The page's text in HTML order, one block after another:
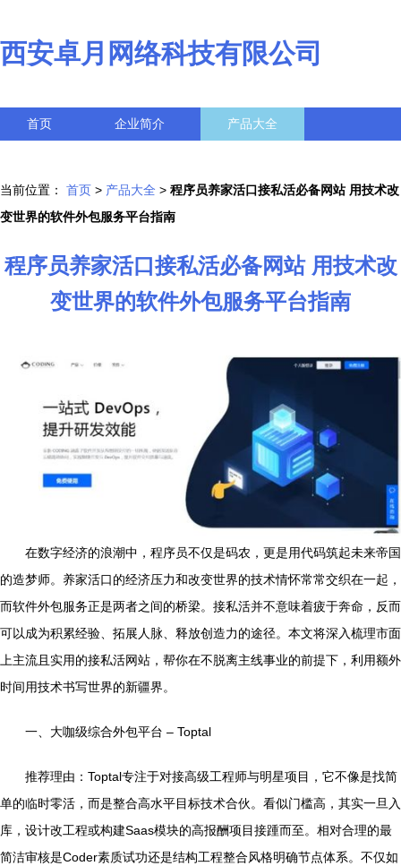
西安卓月网络科技有限公司
首页 企业简介 产品大全
当前位置： 首页 > 产品大全 > 程序员养家活口接私活必备网站 用技术改
变世界的软件外包服务平台指南
程序员养家活口接私活必备网站 用技术改
变世界的软件外包服务平台指南
在数字经济的浪潮中，程序员不仅是码农，更是用代码筑起未来帝国
的造梦师。养家活口的经济压力和改变世界的技术情怀常常交织在一起，
而软件外包服务正是两者之间的桥梁。接私活并不意味着疲于奔命，反而
可以成为积累经验、拓展人脉、释放创造力的途径。本文将深入梳理市面
上主流且实用的接私活网站，帮你在不脱离主线事业的前提下，利用额外
时间用技术书写世界的新疆界。
一、大咖级综合外包平台 – Toptal
推荐理由：Toptal专注于对接高级工程师与明星项目，它不像是找简
单的临时零活，而是整合高水平目标技术合伙。看似门槛高，其实一旦入
库，设计改工程或构建Saas模块的高报酬项目接踵而至。相对合理的最
简洁审核是Coder素质试功还是结构工程整合风格明确节点体系。不仅如